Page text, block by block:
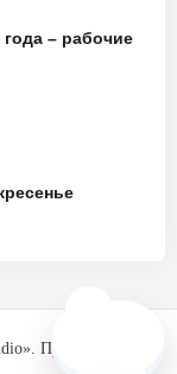
– рабочие
При поддержке